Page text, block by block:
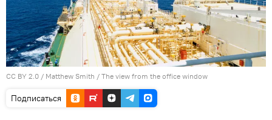
CC BY 2.0 / Matthew Smith / The view from the office window
Подписаться